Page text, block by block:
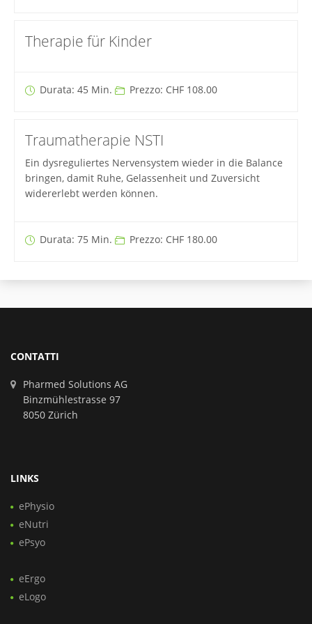
Therapie für Kinder
Durata: 45 Min. Prezzo: CHF 108.00
Traumatherapie NSTI
Ein dysreguliertes Nervensystem wieder in die Balance
bringen, damit Ruhe, Gelassenheit und Zuversicht
widererlebt werden können.
Durata: 75 Min. Prezzo: CHF 180.00
CONTATTI
Pharmed Solutions AG
Binzmühlestrasse 97
8050 Zürich
LINKS
ePhysio
eNutri
ePsyo
eErgo
eLogo